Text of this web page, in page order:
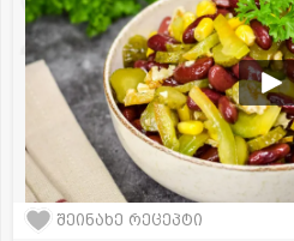
შეინახე რეცეპტი